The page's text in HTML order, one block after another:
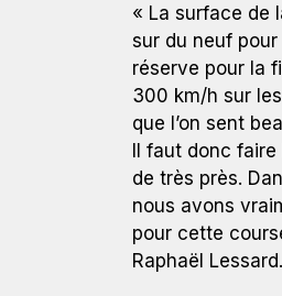
« La surface de
sur du neuf
réserve pour la
300 km/h sur
que l’on sent
Il faut donc
de très près.
nous avons
pour cette
Raphaël Lessard.